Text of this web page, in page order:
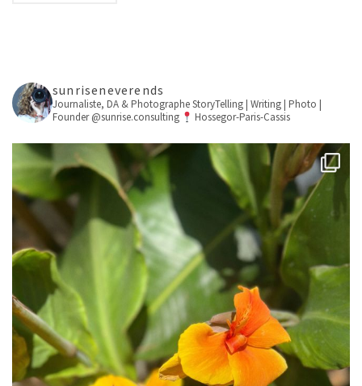
sunriseneverends
Journaliste, DA & PhotographeStoryTelling | Writing | Photo |
Founder @sunrise.consulting
Hossegor-Paris-Cassis